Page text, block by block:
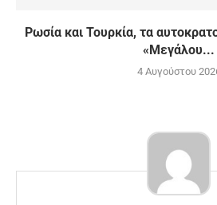
Ρωσία και Τουρκία, τα
«Μεγάλου...
4 Αυγούστου